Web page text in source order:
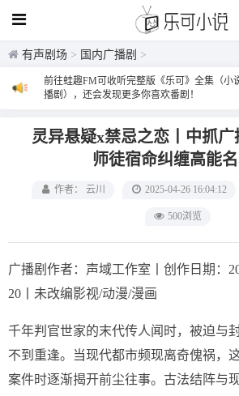
有声剧场 > 国内广播剧 >
前往蛙趣FM可收听完整版《乐可》全集（小
播剧），还会发现更多你喜欢番剧！
灵异悬疑x禁忌之恋丨中抓广
师徒宿命纠缠高能
作者： 云川 2025-04-26 16:04:12
500浏览
广播剧作者：声域工作室丨创作日期：
20丨未改编影视/动漫/漫画
千年判官世家的末代传人闻时，被迫与
不到重逢。当现代都市频现离奇傀祸，
案件时逐渐揭开前尘往事。古法结阵与